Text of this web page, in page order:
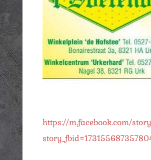
https://m.facebook.com/